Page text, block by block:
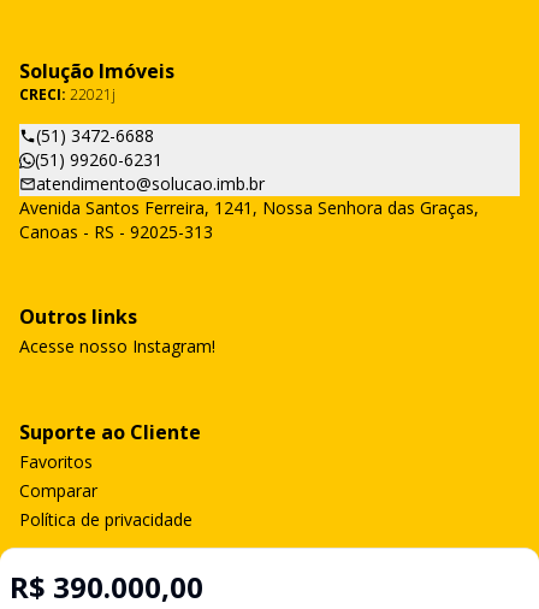
R$ 390.000,00
Solução Imóveis
CRECI: 22021j
(51) 3472-6688
(51) 99260-6231
atendimento@solucao.imb.br
Avenida Santos Ferreira, 1241, Nossa Senhora das Graças,
Canoas - RS - 92025-313
Outros links
Acesse nosso Instagram!
Suporte ao Cliente
Favoritos
Comparar
Política de privacidade